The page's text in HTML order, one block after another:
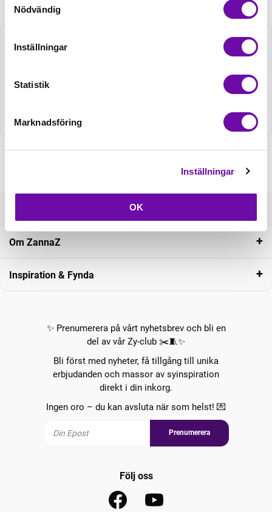
Nödvändig
Inställningar
Statistik
Marknadsföring
Inställningar
OK
Beskrivning
Fråga om produkt
Om ZannaZ
Inspiration & Fynda
✨ Prenumerera på vårt nyhetsbrev och bli en
del av vår Zy-club ✂️🧵✨
Bli först med nyheter, få tillgång till unika
erbjudanden och massor av syinspiration
direkt i din inkorg.
Ingen oro – du kan avsluta när som helst! 💌
Prenumerera
Följ oss